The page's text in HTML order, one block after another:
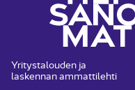
Yritystalouden ja
laskennan ammattilehti